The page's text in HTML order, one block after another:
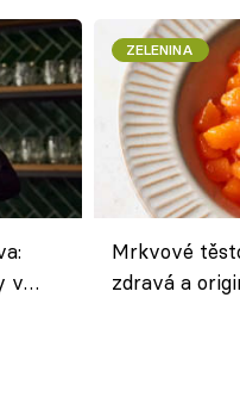
v
ZELENINA
Mrkvové
zdravá a